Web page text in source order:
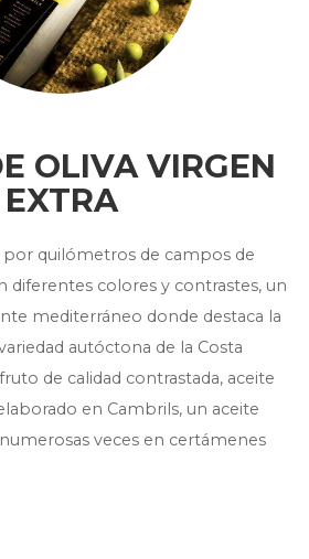
OLIVA VIRGEN
EXTRA
por quilómetros de campos de
diferentes colores y contrastes, un
mediterráneo donde destaca la
autóctona de la Costa
de calidad contrastada, aceite
en Cambrils, un aceite
veces en certámenes